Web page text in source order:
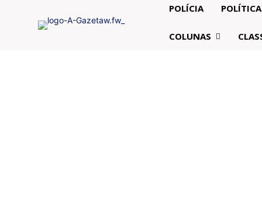
POLÍCIA POLÍTICA
COLUNAS